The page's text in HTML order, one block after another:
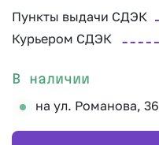
Пункты выдачи СДЭК
Курьером СДЭК
В наличии
на ул. Романова, 36